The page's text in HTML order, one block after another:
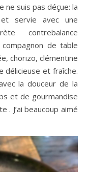
ne suis pas déçue: la
servie avec une
contrebalance
de table
chorizo, clémentine
délicieuse et fraîche.
la douceur de la
et de gourmandise
. J’ai beaucoup aimé